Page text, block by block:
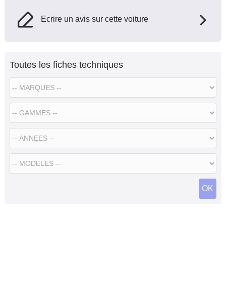
Ecrire un avis sur cette voiture
Toutes les fiches techniques